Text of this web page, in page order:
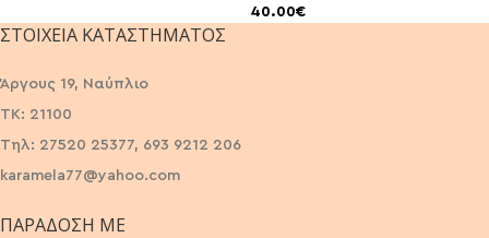
40.00€
ΣΤΟΙΧΕΊΑ ΚΑΤΑΣΤΉΜΑΤΟΣ
Άργους 19, Ναύπλιο
ΤΚ: 21100
Τηλ: 27520 25377, 693 9212 206
karamela77@yahoo.com
ΠΑΡΆΔΟΣΗ ΜΕ